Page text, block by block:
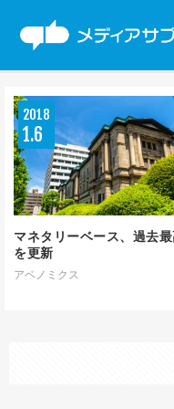
2019参院選
ニュース
政党
新聞
賛否両論
マネタリーベース、過去
を更新
2018
1 6
アベノミクス